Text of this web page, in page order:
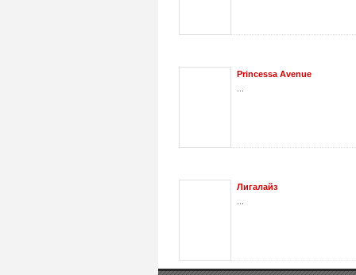
Princessa Avenue
Лигалайз